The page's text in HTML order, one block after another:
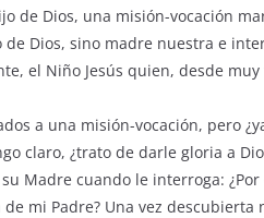
de Dios, una misión-vocación
Dios, sino madre nuestra e
el Niño Jesús quien, desde
a una misión-vocación, pero
claro, ¿trato de darle gloria a
Madre cuando le interroga:
mi Padre? Una vez